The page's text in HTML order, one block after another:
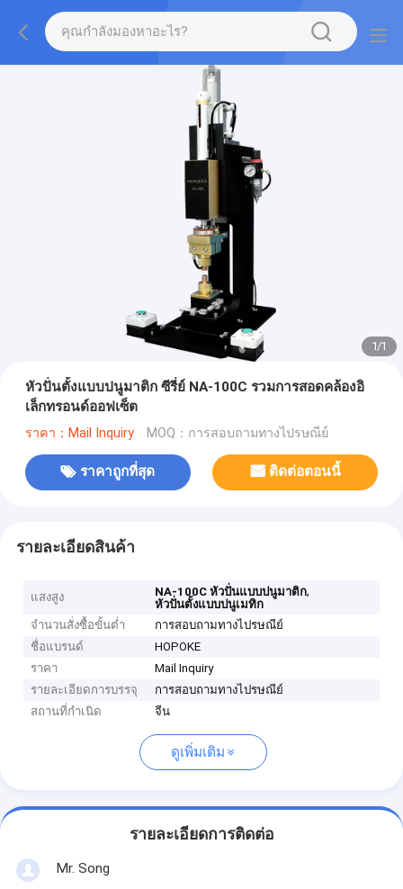
1/1
หัวปั่นตั้งแบบปนูมาติก ซีรี่ย์ NA-100C รวมการสอดคล้องอิ
เล็กทรอนด์ออฟเซ็ต
ราคา：Mail Inquiry MOQ：การสอบถามทางไปรษณีย์
ราคาถูกที่สุด ติดต่อตอนนี้
รายละเอียดสินค้า
แสงสูง NA-100C หัวปั่นแบบปนูมาติก,
หัวปั่นตั้งแบบปนูเมทิก
จำนวนสั่งซื้อขั้นต่ำ
การสอบถามทางไปรษณีย์
ชื่อแบรนด์
HOPOKE
ราคา
Mail Inquiry
รายละเอียดการบรรจุ
การสอบถามทางไปรษณีย์
สถานที่กำเนิด
จีน
ดูเพิ่มเติม
รายละเอียดการติดต่อ
Mr. Song